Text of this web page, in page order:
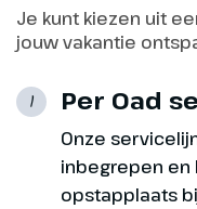
Je kunt kiezen uit
jouw vakantie
1 Per Oad
Onze
inbegrepen en
opstapplaats